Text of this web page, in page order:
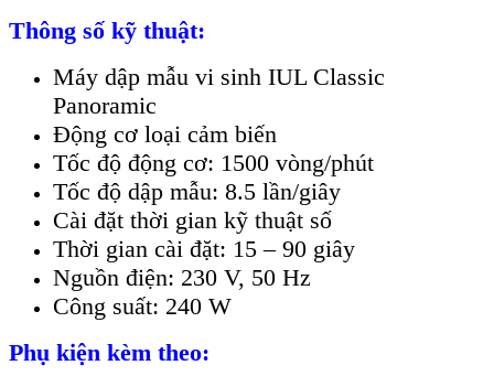
Thông số kỹ thuật:
Máy dập mẫu vi sinh IUL Classic
Panoramic
Động cơ loại cảm biến
Tốc độ động cơ: 1500 vòng/phút
Tốc độ dập mẫu: 8.5 lần/giây
Cài đặt thời gian kỹ thuật số
Thời gian cài đặt: 15 – 90 giây
Nguồn điện: 230 V, 50 Hz
Công suất: 240 W
Phụ kiện kèm theo: